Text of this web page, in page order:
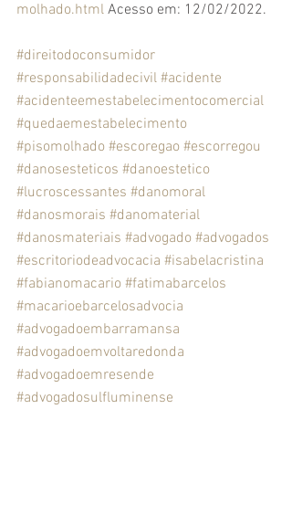
molhado.html Acesso em: 12/02/2022.
#direitodoconsumidor
#responsabilidadecivil #acidente
#acidenteemestabelecimentocomercial
#quedaemestabelecimento
#pisomolhado #escoregao #escorregou
#danosesteticos #danoestetico
#lucroscessantes #danomoral
#danosmorais #danomaterial
#danosmateriais #advogado #advogados
#escritoriodeadvocacia #isabelacristina
#fabianomacario #fatimabarcelos
#macarioebarcelosadvocia
#advogadoembarramansa
#advogadoemvoltaredonda
#advogadoemresende
#advogadosulfluminense